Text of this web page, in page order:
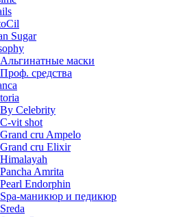
Sugar
Альгинатные маски
Проф. средства
By Celebrity
C-vit shot
Grand cru Ampelo
Grand сru Elixir
Himalayah
Pancha Amrita
Pearl Endorphin
Spa-маникюр и педикюр
Sreda